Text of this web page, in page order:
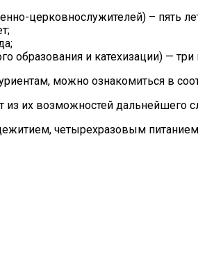
церковнослужителей) – пять
образования и катехизации) — три
можно ознакомиться в
из их возможностей дальнейшего
четырехразовым